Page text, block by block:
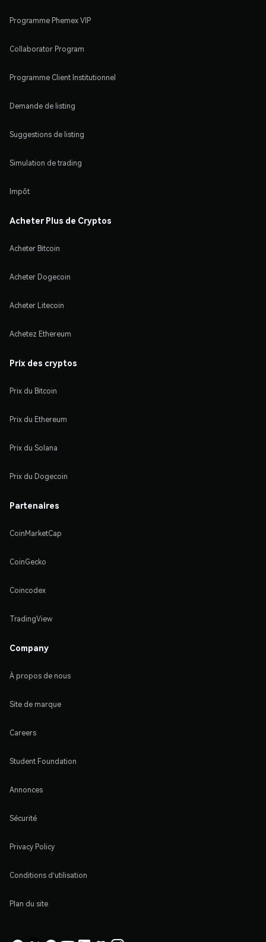
Programme Phemex VIP
Collaborator Program
Programme Client Institutionnel
Demande de listing
Suggestions de listing
Simulation de trading
Impôt
Acheter Plus de Cryptos
Acheter Bitcoin
Acheter Dogecoin
Acheter Litecoin
Achetez Ethereum
Prix des cryptos
Prix du Bitcoin
Prix du Ethereum
Prix du Solana
Prix du Dogecoin
Partenaires
CoinMarketCap
CoinGecko
Coincodex
TradingView
Company
À propos de nous
Site de marque
Careers
Student Foundation
Annonces
Sécurité
Privacy Policy
Conditions d'utilisation
Plan du site